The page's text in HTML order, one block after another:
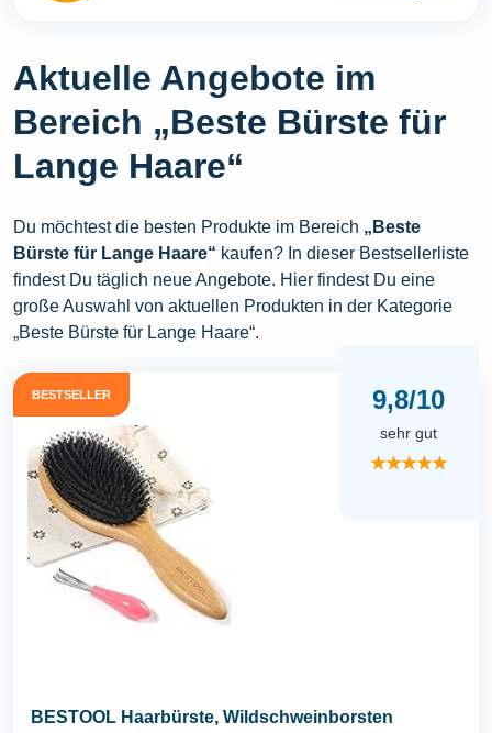
Aktuelle Angebote im
Bereich „Beste Bürste für
Lange Haare“
Du möchtest die besten Produkte im Bereich „Beste
Bürste für Lange Haare“ kaufen? In dieser Bestsellerliste
findest Du täglich neue Angebote. Hier findest Du eine
große Auswahl von aktuellen Produkten in der Kategorie
„Beste Bürste für Lange Haare“.
BESTSELLER 9,8/10
sehr gut
★★★★★
BESTOOL Haarbürste, Wildschweinborsten